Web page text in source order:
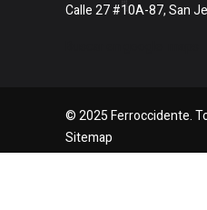
Calle 27 #10A-87, San
© 2025 Ferroccidente.
Sitemap